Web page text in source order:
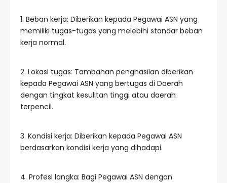
1. Beban kerja: Diberikan kepada Pegawai ASN yang
memiliki tugas-tugas yang melebihi standar beban
kerja normal.
2. Lokasi tugas: Tambahan penghasilan diberikan
kepada Pegawai ASN yang bertugas di Daerah
dengan tingkat kesulitan tinggi atau daerah
terpencil.
3. Kondisi kerja: Diberikan kepada Pegawai ASN
berdasarkan kondisi kerja yang dihadapi.
4. Profesi langka: Bagi Pegawai ASN dengan